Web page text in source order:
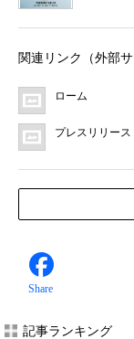
関連リンク（外部
ローム
プレスリリース
Share
記事ランキング